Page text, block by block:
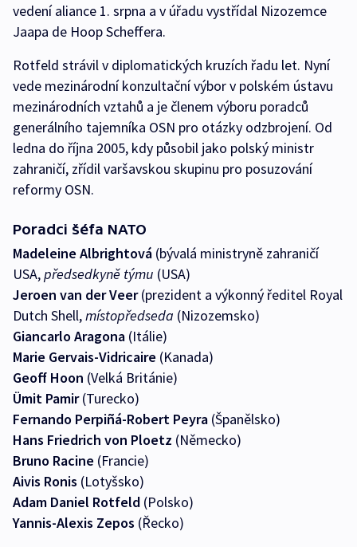
vedení aliance 1. srpna a v úřadu vystřídal Nizozemce
Jaapa de Hoop Scheffera.
Rotfeld strávil v diplomatických kruzích řadu let. Nyní
vede mezinárodní konzultační výbor v polském ústavu
mezinárodních vztahů a je členem výboru poradců
generálního tajemníka OSN pro otázky odzbrojení. Od
ledna do října 2005, kdy působil jako polský ministr
zahraničí, zřídil varšavskou skupinu pro posuzování
reformy OSN.
Poradci šéfa NATO
Madeleine Albrightová (bývalá ministryně zahraničí
USA,předsedkyně týmu (USA)
Jeroen van derVeer(prezident a výkonný ředitel Royal
Dutch Shell,místopředseda (Nizozemsko)
Giancarlo Aragona (Itálie)
Marie Gervais-Vidricaire (Kanada)
Geoff Hoon (Velká Británie)
Ümit Pamir(Turecko)
Fernando Perpiñá-Robert Peyra (Španělsko)
Hans Friedrich von Ploetz (Německo)
Bruno Racine (Francie)
Aivis Ronis (Lotyšsko)
Adam Daniel Rotfeld (Polsko)
Yannis-Alexis Zepos (Řecko)